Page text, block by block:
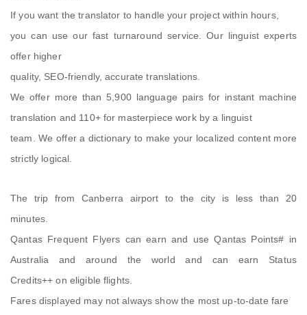
If you want the translator to handle your project within hours,
you can use our fast turnaround service. Our linguist experts
offer higher
quality, SEO-friendly, accurate translations.
We offer more than 5,900 language pairs for instant machine
translation and 110+ for masterpiece work by a linguist
team. We offer a dictionary to make your localized content more
strictly logical.
The trip from Canberra airport to the city is less than 20
minutes.
Qantas Frequent Flyers can earn and use Qantas Points# in
Australia and around the world and can earn Status
Credits++ on eligible flights.
Fares displayed may not always show the most up-to-date fare